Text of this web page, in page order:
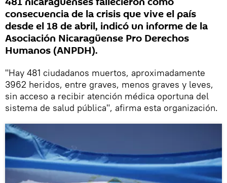
consecuencia de la crisis que vive el país
desde el 18 de abril, indicó un informe de la
Asociación Nicaragüense Pro Derechos
Humanos (ANPDH).
"Hay 481 ciudadanos muertos, aproximadamente
3962 heridos, entre graves, menos graves y leves,
sin acceso a recibir atención médica oportuna del
sistema de salud pública", afirma esta organización.